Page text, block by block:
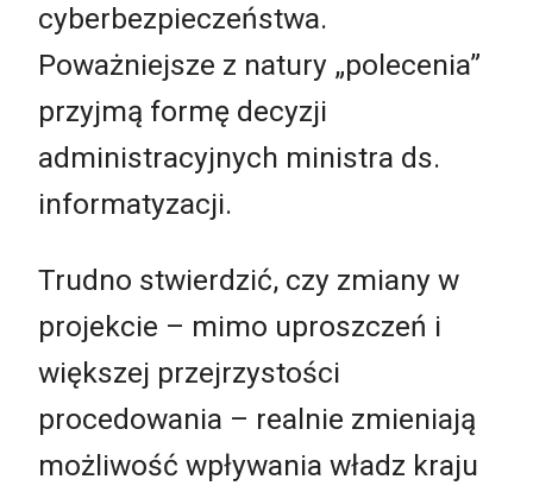
cyberbezpieczeństwa.
Poważniejsze z natury „polecenia”
przyjmą formę decyzji
administracyjnych ministra ds.
informatyzacji.
Trudno stwierdzić, czy zmiany w
projekcie – mimo uproszczeń i
większej przejrzystości
procedowania – realnie zmieniają
możliwość wpływania władz kraju